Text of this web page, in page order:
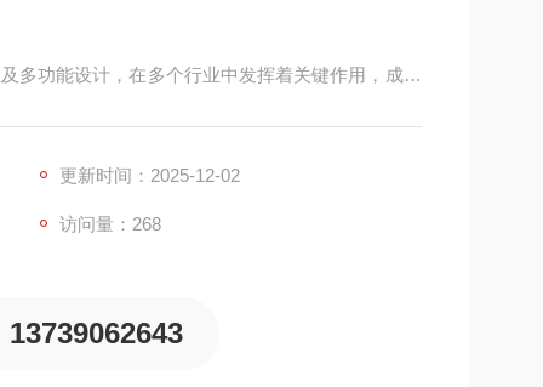
多功能设计，在多个行业中发挥着关键作用，成为
准控制螺丝紧固力度，避免压坏 PCB 板或芯片引
更新时间：2025-12-02
访问量：268
13739062643